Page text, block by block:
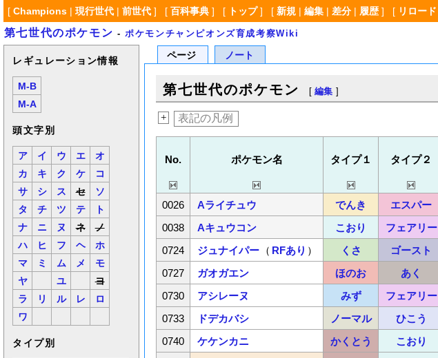
[ Champions| 現行世代| 前世代] [ 百科事典] [ トップ] [ 新規| 編集| 差分| 履歴] [ リロード
第七世代のポケモン - ポケモンチャンピオンズ育成考察Wiki
レギュレーション情報
M-B
M-A
頭文字別
ア イ ウ エ
オ
カ
キ ク ケ
コ
サ
シ ス セ
ソ
タ
チ ツ テ
ト
ナ
ニ ヌ ネ
ノ
ハ
ヒ フ ヘ
ホ
マ
ミ ム メ
モ
ヤ
ユ
ヨ
ラ
リ ル レ
ロ
ワ
タイプ別
ページ ノート
第七世代のポケモン [ 編集 ]
+ 表記の凡例
No. ポケモン名 タイプ１ タイプ２
0026 Aライチュウ でんき エスパー
0038
Aキュウコン こおり フェアリー
0724
ジュナイパー （ RFあり ） くさ ゴースト
0727
ガオガエン ほのお あく
0730
アシレーヌ みず フェアリー
0733
ドデカバシ ノーマル ひこう
0740
ケケンカニ かくとう こおり